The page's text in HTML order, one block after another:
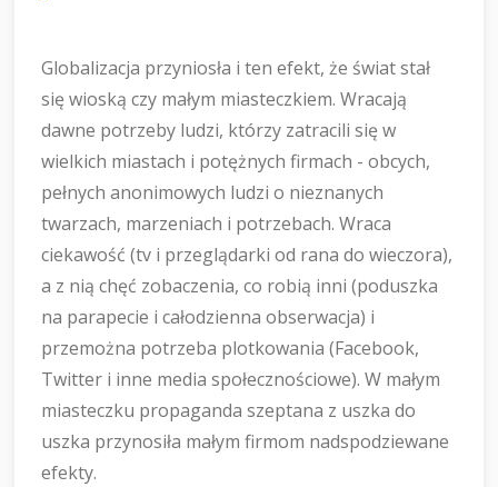
Globalizacja przyniosła i ten efekt, że świat stał
się wioską czy małym miasteczkiem. Wracają
dawne potrzeby ludzi, którzy zatracili się w
wielkich miastach i potężnych firmach - obcych,
pełnych anonimowych ludzi o nieznanych
twarzach, marzeniach i potrzebach. Wraca
ciekawość (tv i przeglądarki od rana do wieczora),
a z nią chęć zobaczenia, co robią inni (poduszka
na parapecie i całodzienna obserwacja) i
przemożna potrzeba plotkowania (Facebook,
Twitter i inne media społecznościowe). W małym
miasteczku propaganda szeptana z uszka do
uszka przynosiła małym firmom nadspodziewane
efekty.